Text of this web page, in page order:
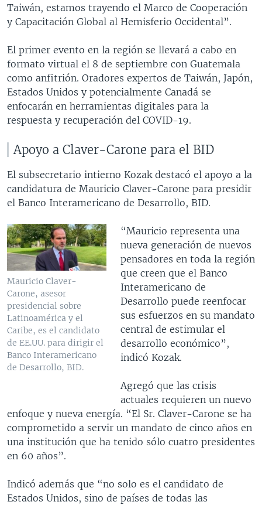
Taiwán, estamos trayendo el Marco de Cooperación
y Capacitación Global al Hemisferio Occidental”.
El primer evento en la región se llevará a cabo en
formato virtual el 8 de septiembre con Guatemala
como anfitrión. Oradores expertos de Taiwán, Japón,
Estados Unidos y potencialmente Canadá se
enfocarán en herramientas digitales para la
respuesta y recuperación del COVID-19.
Apoyo a Claver-Carone para el BID
El subsecretario intierno Kozak destacó el apoyo a la
candidatura de Mauricio Claver-Carone para presidir
el Banco Interamericano de Desarrollo, BID.
Mauricio Claver-
Carone, asesor
presidencial sobre
Latinoamérica y el
Caribe, es el candidato
de EE.UU. para dirigir el
Banco Interamericano
de Desarrollo, BID.
“Mauricio representa una
nueva generación de nuevos
pensadores en toda la región
que creen que el Banco
Interamericano de
Desarrollo puede reenfocar
sus esfuerzos en su mandato
central de estimular el
desarrollo económico”,
indicó Kozak.
Agregó que las crisis
actuales requieren un nuevo
enfoque y nueva energía. “El Sr. Claver-Carone se ha
comprometido a servir un mandato de cinco años en
una institución que ha tenido sólo cuatro presidentes
en 60 años”.
Indicó además que “no solo es el candidato de
Estados Unidos, sino de países de todas las